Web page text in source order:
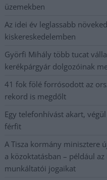
üzemekben
Az idei év leglassabb
kiskereskedelemben
Györfi Mihály több tucat
kerékpárgyár dolgozóinak
41 fok fölé forrósodott az
rekord is megdőlt
Egy telefonhívást akart,
férfit
A Tisza kormány minisztere
a közoktatásban – például
munkáltatói jogaikat